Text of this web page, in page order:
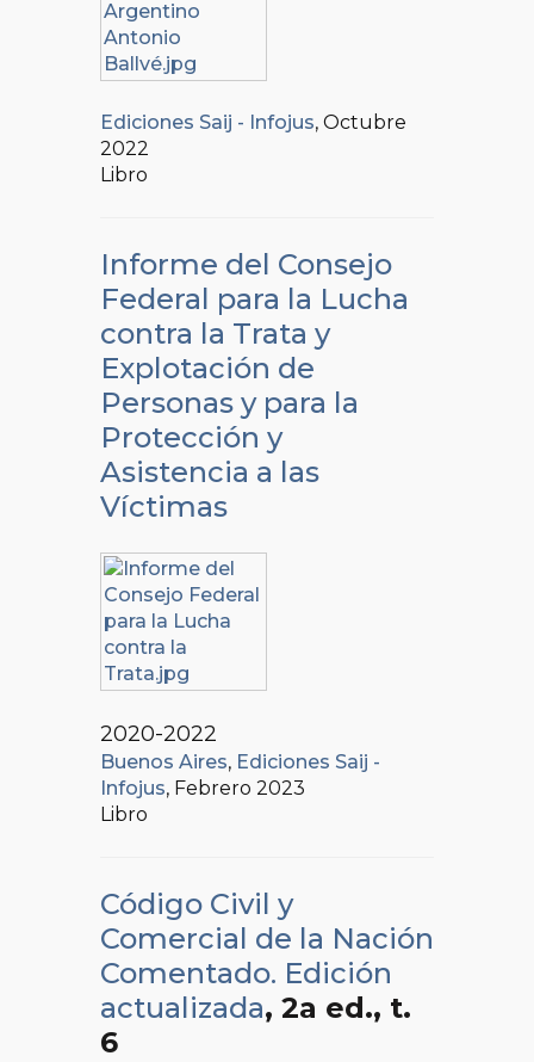
Ediciones Saij - Infojus, Octubre
2022
Libro
Informe del Consejo
Federal para la Lucha
contra la Trata y
Explotación de
Personas y para la
Protección y
Asistencia a las
Víctimas
2020-2022
Buenos Aires, Ediciones Saij -
Infojus, Febrero 2023
Libro
Código Civil y
Comercial de la Nación
Comentado. Edición
actualizada, 2a ed., t.
6